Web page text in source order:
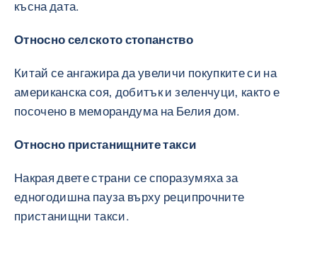
късна дата.
Относно селското стопанство
Китай се ангажира да увеличи покупките си на
американска соя, добитък и зеленчуци, както е
посочено в меморандума на Белия дом.
Относно пристанищните такси
Накрая двете страни се споразумяха за
едногодишна пауза върху реципрочните
пристанищни такси.